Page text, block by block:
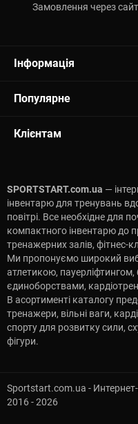
Замовлення через
Інформація
Популярне
Клієнтам
SPORTSTART.com.ua —
інвентарю для тренувань
повітрі. Все необхідне для
компактного інвентарю до
тренажерних залів, фітнес-
Ми пропонуємо широкий
атлетикою, пауерліфтингом,
єдиноборствами,
В асортименті каталогу
тренажери, вільні ваги,
спорту для розвитку сили,
фігури.
Sportstart.com.ua -
2016 - 2026